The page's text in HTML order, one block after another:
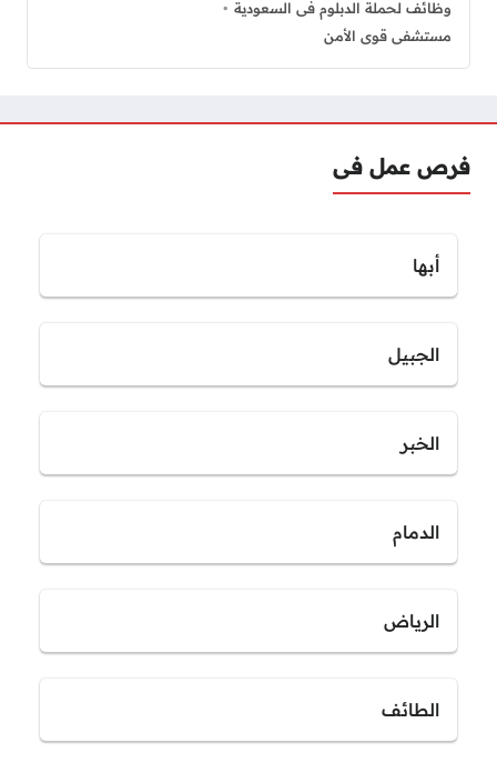
وظائف لحملة الدبلوم فى السعودية
مستشفى قوى الأمن
فرص عمل فى
أبها
الجبيل
الخبر
الدمام
الرياض
الطائف